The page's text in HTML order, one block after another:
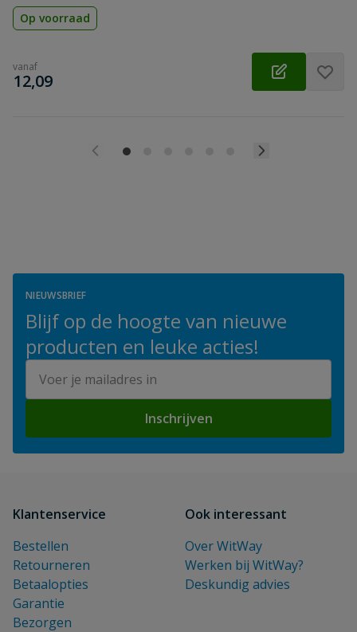
Op voorraad
vanaf
€
12,09
NIEUWSBRIEF
Blijf op de hoogte van nieuwe
producten en leuke acties!
Inschrijven
Klantenservice
Bestellen
Retourneren
Betaalopties
Garantie
Bezorgen
Ook interessant
Over WitWay
Werken bij WitWay?
Deskundig advies